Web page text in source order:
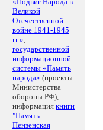
Великой
Отечественной
войне 1941-1945
гг.»,
государственной
информационной
системы «Память
народа» (проекты
Министерства
обороны РФ),
информация книги
"Память.
Пензенская